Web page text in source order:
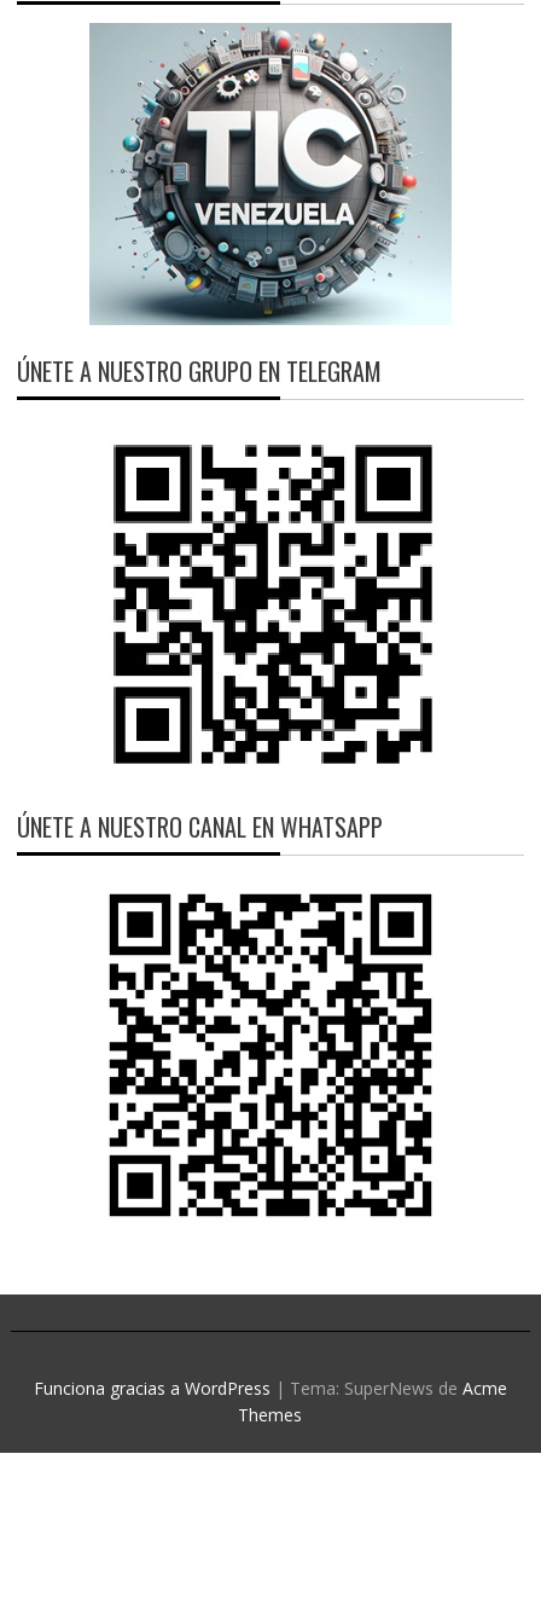
ÚNETE A NUESTRO GRUPO EN TELEGRAM
ÚNETE A NUESTRO CANAL EN WHATSAPP
Funciona gracias a WordPress | Tema: SuperNews de Acme
Themes